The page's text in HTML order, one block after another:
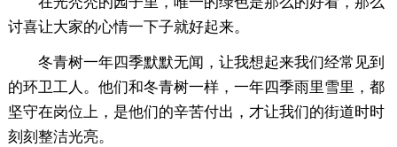
讨喜让大家的心情一下子就好起来。
冬青树一年四季默默无闻，让我想起来我们经常见到
的环卫工人。他们和冬青树一样，一年四季雨里雪里，都
坚守在岗位上，是他们的辛苦付出，才让我们的街道时时
刻刻整洁光亮。